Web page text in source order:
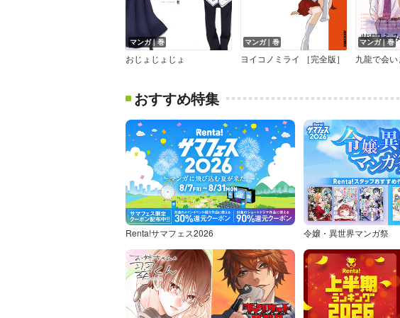
マンガ｜巻
おじょじょじょ
マンガ｜巻
ヨイコノミライ ［完全版］
マンガ｜巻
九龍で会い
おすすめ特集
Renta!サマフェス2026 令嬢・異世界マンガ祭